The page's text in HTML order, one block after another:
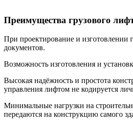
Преимущества грузового
При проектирование и
документов.
Возможность изготовления и
Высокая надёжность и простота
управления лифтом не кодируется
Минимальные нагрузки на
передаются на конструкцию самого